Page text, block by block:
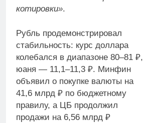
котировки».
Рубль продемонстрировал
стабильность: курс доллара
колебался в диапазоне 80–81 ₽,
юаня — 11,1–11,3 ₽. Минфин
объявил о покупке валюты на
41,6 млрд ₽ по бюджетному
правилу, а ЦБ продолжил
продажи на 6,56 млрд ₽